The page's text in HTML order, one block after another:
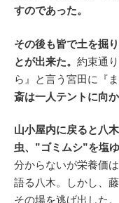
すのであった。
その後も皆で土を掘
とが出来た。 約束通
ら』と言う宮田に『
斎は一人テントに向か
山小屋内に戻ると八
虫、”ゴミムシ”を塩
分からないが栄養価
語る八木。しかし、
その場を逃げ出した。